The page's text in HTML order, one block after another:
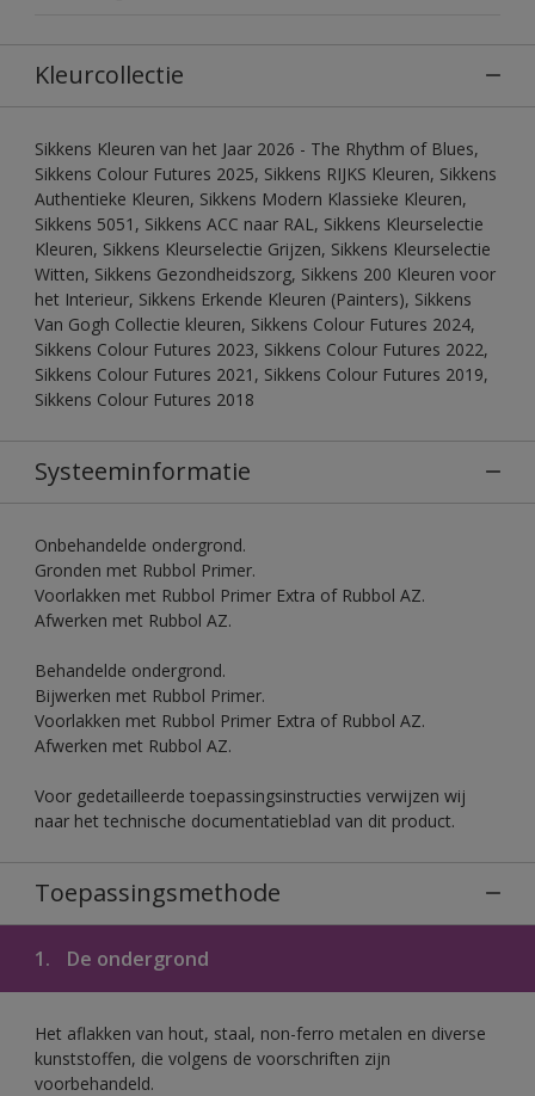
Kleurcollectie
Sikkens Kleuren van het Jaar 2026 - The Rhythm of Blues,
Sikkens Colour Futures 2025, Sikkens RIJKS Kleuren, Sikkens
Authentieke Kleuren, Sikkens Modern Klassieke Kleuren,
Sikkens 5051, Sikkens ACC naar RAL, Sikkens Kleurselectie
Kleuren, Sikkens Kleurselectie Grijzen, Sikkens Kleurselectie
Witten, Sikkens Gezondheidszorg, Sikkens 200 Kleuren voor
het Interieur, Sikkens Erkende Kleuren (Painters), Sikkens
Van Gogh Collectie kleuren, Sikkens Colour Futures 2024,
Sikkens Colour Futures 2023, Sikkens Colour Futures 2022,
Sikkens Colour Futures 2021, Sikkens Colour Futures 2019,
Sikkens Colour Futures 2018
Systeeminformatie
Onbehandelde ondergrond.
Gronden met Rubbol Primer.
Voorlakken met Rubbol Primer Extra of Rubbol AZ.
Afwerken met Rubbol AZ.
Behandelde ondergrond.
Bijwerken met Rubbol Primer.
Voorlakken met Rubbol Primer Extra of Rubbol AZ.
Afwerken met Rubbol AZ.
Voor gedetailleerde toepassingsinstructies verwijzen wij
naar het technische documentatieblad van dit product.
Toepassingsmethode
1. De ondergrond
Het aflakken van hout, staal, non-ferro metalen en diverse
kunststoffen, die volgens de voorschriften zijn
voorbehandeld.